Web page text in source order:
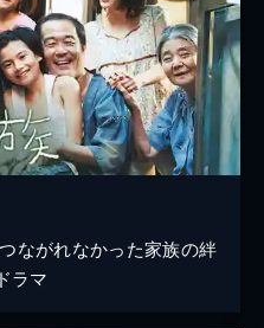
ながれなかった家族の絆
ラマ